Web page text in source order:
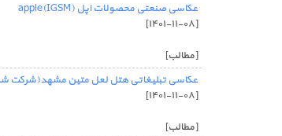
عکاسی صنعتی محصولات اپل (IGSM)apple
[۱۴۰۱-۱۱-۰۸]
[مطالب]
عکاسی تبلیغاتی هتل لعل متین مشهد(شرکت
[۱۴۰۱-۱۱-۰۸]
[مطالب]